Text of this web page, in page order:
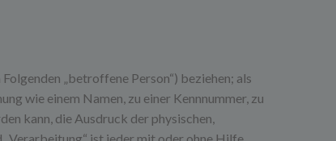
„betroffene Person“) beziehen; als
wie einem Namen, zu einer Kennnummer, zu
kann, die Ausdruck der physischen,